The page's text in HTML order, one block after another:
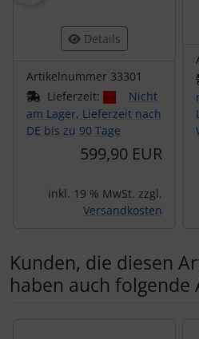
Details
Artikelnummer 33301
Lieferzeit:
Nicht
am Lager, Lieferzeit nach
DE bis zu 90 Tage
599,90 EUR
inkl. 19 % MwSt. zzgl.
Versandkosten
Kunden, die diesen
haben auch folgende